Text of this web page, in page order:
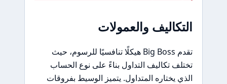
التكاليف والعمولات
تقدم Big Boss هيكلًا تنافسيًا للرسوم، حيث
تختلف تكاليف التداول بناءً على نوع الحساب
الذي يختاره المتداول. يتميز الوسيط بفروقات